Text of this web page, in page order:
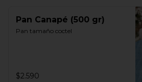
Pan Canapé (500 gr)
Pan tamaño coctel
$2.590